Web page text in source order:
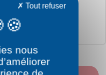
nous
Tout refuser